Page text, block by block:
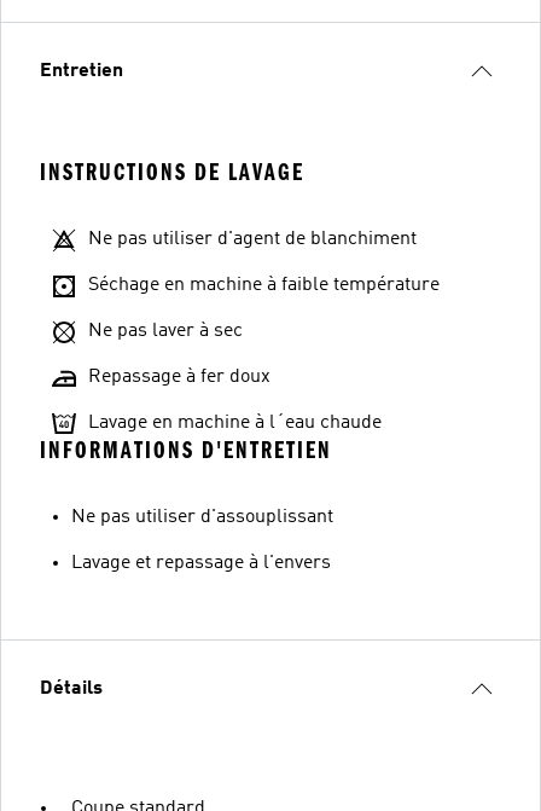
Entretien
INSTRUCTIONS DE LAVAGE
Ne pas utiliser d'agent de blanchiment
Séchage en machine à faible température
Ne pas laver à sec
Repassage à fer doux
Lavage en machine à l´eau chaude
INFORMATIONS D'ENTRETIEN
Ne pas utiliser d'assouplissant
Lavage et repassage à l'envers
Détails